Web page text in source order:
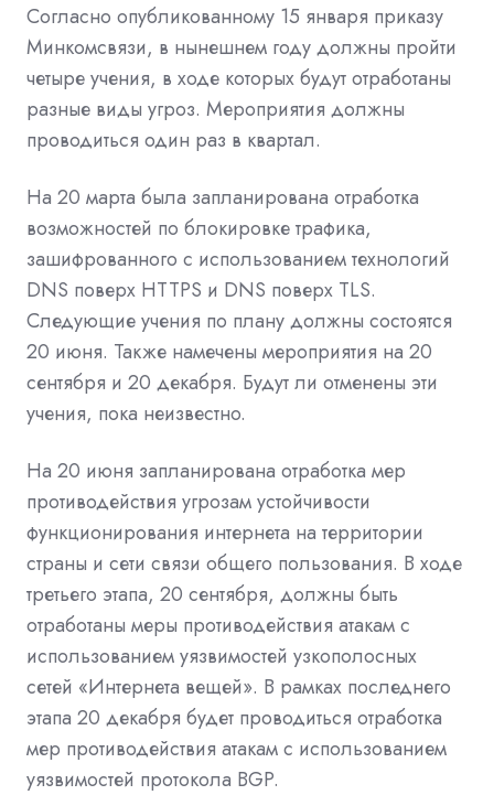
Согласно опубликованному 15 января приказу
Минкомсвязи, в нынешнем году должны пройти
четыре учения, в ходе которых будут отработаны
разные виды угроз. Мероприятия должны
проводиться один раз в квартал.
На 20 марта была запланирована отработка
возможностей по блокировке трафика,
зашифрованного с использованием технологий
DNS поверх HTTPS и DNS поверх TLS.
Следующие учения по плану должны состоятся
20 июня. Также намечены мероприятия на 20
сентября и 20 декабря. Будут ли отменены эти
учения, пока неизвестно.
На 20 июня запланирована отработка мер
противодействия угрозам устойчивости
функционирования интернета на территории
страны и сети связи общего пользования. В ходе
третьего этапа, 20 сентября, должны быть
отработаны меры противодействия атакам с
использованием уязвимостей узкополосных
сетей «Интернета вещей». В рамках последнего
этапа 20 декабря будет проводиться отработка
мер противодействия атакам с использованием
уязвимостей протокола BGP.